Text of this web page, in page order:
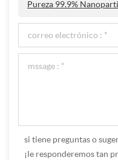
Pureza 99.9%
si tiene preguntas o
¡le responderemos tan